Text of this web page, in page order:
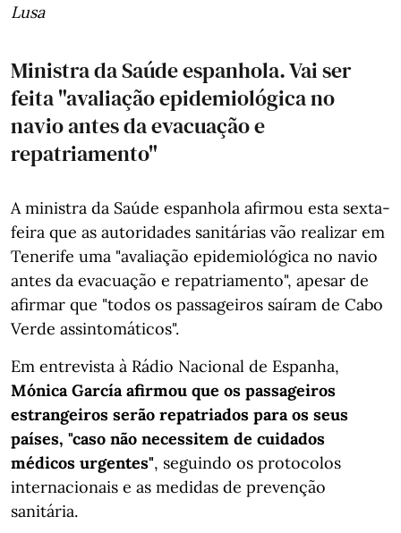
Lusa
Ministra da Saúde espanhola. Vai ser
feita "avaliação epidemiológica no
navio antes da evacuação e
repatriamento"
A ministra da Saúde espanhola afirmou esta sexta-
feira que as autoridades sanitárias vão realizar em
Tenerife uma "avaliação epidemiológica no navio
antes da evacuação e repatriamento", apesar de
afirmar que "todos os passageiros saíram de Cabo
Verde assintomáticos".
Em entrevista à Rádio Nacional de Espanha,
Mónica García afirmou que os passageiros
estrangeiros serão repatriados para os seus
países, "caso não necessitem de cuidados
médicos urgentes", seguindo os protocolos
internacionais e as medidas de prevenção
sanitária.